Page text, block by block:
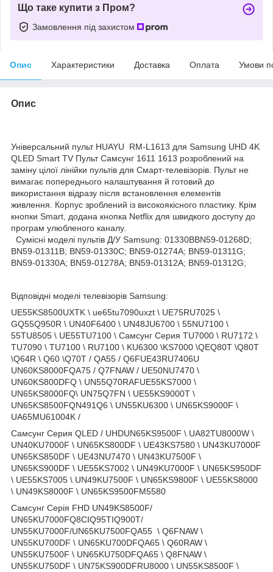
Що таке купити з Пром?
Замовлення під захистом
Опис Характеристики Доставка Оплата Умови
Опис
Універсальний пульт HUAYU RM-L1613 для Samsung UHD 4K
QLED Smart TV Пульт Самсунг 1611 1613 розроблений на
заміну цілої лінійки пультів для Смарт-телевізорів. Пульт не
вимагає попереднього налаштування й готовий до
використання відразу після встановлення елементів
живлення. Корпус зроблений із високоякісного пластику. Крім
кнопки Smart, додана кнопка Netflix для швидкого доступу до
програм улюбленого каналу.
Сумісні моделі пультів Д/У Samsung: 01330BBN59-01268D;
BN59-01311B; BN59-01330C; BN59-01274A; BN59-01311G;
BN59-01330A; BN59-01278A; BN59-01312A; BN59-01312G;
Відповідні моделі телевізорів Samsung:
UE55KS8500UXTK \ ue65tu7090uxzt \ UE75RU7025 \
GQ55Q950R \ UN40F6400 \ UN48JU6700 \ 55NU7100 \
55TU8505 \ UE55TU7100 \ Самсунг Серия TU7000 \ RU7172 \
TU7090 \ TU7100 \ RU7100 \ KU6300 \KS7000 \QEQ80T \Q80T
\Q64R \ Q60 \Q70T / QA55 / Q6FUE43RU7406U
UN60KS8000FQA75 / Q7FNAW / UE50NU7470 \
UN60KS800DFQ \ UN55Q70RAFUE55KS7000 \
UN65KS8000FQ\ UN75Q7FN \ UE55KS9000T \
UN65KS8500FQN491Q6 \ UN55KU6300 \ UN65KS9000F \
UA65MU61004K /
Самсунг Серия QLED / UHDUN65KS9500F \ UA82TU8000W \
UN40KU7000F \ UN65KS800DF \ UE43KS7580 \ UN43KU7000F
UN65KS850DF \ UE43NU7470 \ UN43KU7500F \
UN65KS900DF \ UE55KS7002 \ UN49KU7000F \ UN65KS950DF
\ UE55KS7005 \ UN49KU7500F \ UN65KS9800F \ UE55KS8000
\ UN49KS8000F \ UN65KS9500FM5580
Самсунг Серія FHD UN49KS8500F/
UN65KU7000FQ8CIQ95TIQ900T/
UN55KU7000F/UN65KU7500FQA55 \ Q6FNAW \
UN55KU700DF \ UN65KU700DFQA65 \ Q60RAW \
UN55KU7500F \ UN65KU750DFQA65 \ Q8FNAW \
UN55KU750DF \ UN75KS900DFRU8000 \ UN55KS8500F \